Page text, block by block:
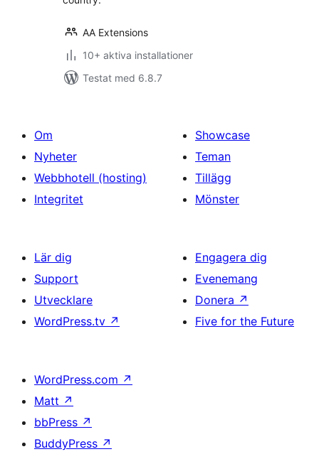
AA Extensions
10+ aktiva installationer
Testat med 6.8.7
Om
Nyheter
Webbhotell (hosting)
Integritet
Showcase
Teman
Tillägg
Mönster
Lär dig
Support
Utvecklare
WordPress.tv ↗
Engagera dig
Evenemang
Donera ↗
Five for the Future
WordPress.com ↗
Matt ↗
bbPress ↗
BuddyPress ↗